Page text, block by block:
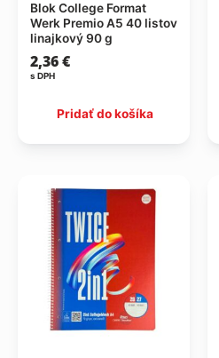
Blok College Format
Werk Premio A5 40 listov
linajkový 90 g
2,36€
s DPH
Pridať do košíka